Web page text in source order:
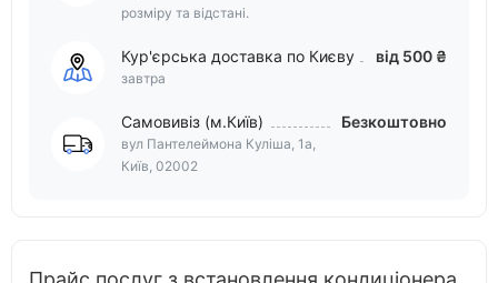
розміру та відстані.
Кур'єрська доставка по Києву
завтра
від 500 ₴
Самовивіз (м.Київ)
вул Пантелеймона Куліша, 1а,
Київ, 02002
Безкоштовно